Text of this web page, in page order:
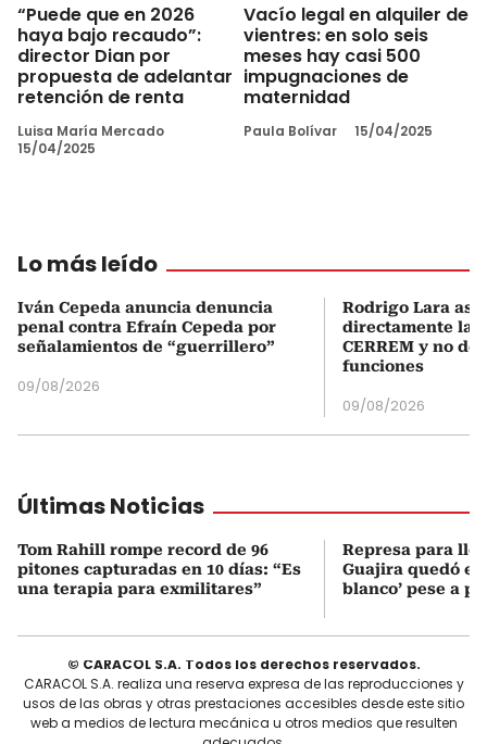
“Puede que en 2026
haya bajo recaudo”:
director Dian por
propuesta de adelantar
retención de renta
Luisa María Mercado
15/04/2025
Vacío legal en alquiler de
vientres: en solo seis
meses hay casi 500
impugnaciones de
maternidad
Paula Bolívar 15/04/2025
Lo más leído
Iván Cepeda anuncia denuncia
penal contra Efraín Cepeda por
señalamientos de “guerrillero”
09/08/2026
Rodrigo Lara
directamente la
CERREM y no
funciones
09/08/2026
Últimas Noticias
Tom Rahill rompe record de 96
pitones capturadas en 10 días: “Es
una terapia para exmilitares”
Represa para
Guajira quedó en
blanco’ pese a
© CARACOL S.A. Todos los derechos reservados.
CARACOL S.A. realiza una reserva expresa de las reproducciones y
usos de las obras y otras prestaciones accesibles desde este sitio
web a medios de lectura mecánica u otros medios que resulten